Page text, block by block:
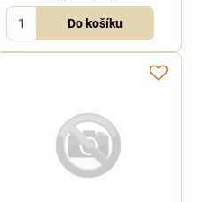
Do košíku